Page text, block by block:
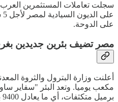
على الدوحة.
مصر تضيف بئرين جديدين بغرب الدلتا لإنتاج 60
برميل متكثفات، أي ما يعادل 9400 برميل مكافئ يوميا. وتمكنت الشركة من إعادة بئر سكارب دي 4 للإنتاج بعد توقف طويل، ليضيف نحو 10 ملايين قدم مكعب يوميا، أي ما يعادل 1700 برميل مكافئ يوميا.